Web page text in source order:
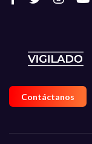
Contáctanos